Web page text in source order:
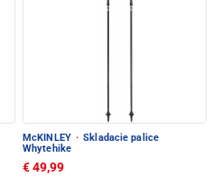
McKINLEY · Skladacie palice
Whytehike
€ 49,99